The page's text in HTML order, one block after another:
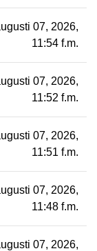
07, 2026,
11:54 f.m.
07, 2026,
11:52 f.m.
07, 2026,
11:51 f.m.
07, 2026,
11:48 f.m.
07, 2026,